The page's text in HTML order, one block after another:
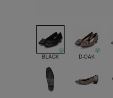
BLACK D-OAK